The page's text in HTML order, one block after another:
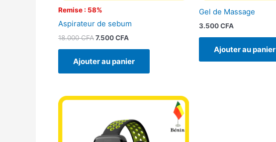
Remise : 58%
Aspirateur de sebum
18.000CFA7.500CFA
Ajouter au panier
Gel de Massage
3.500CFA
Ajouter au panier